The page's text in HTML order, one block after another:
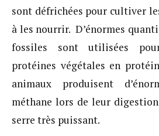
sont défrichées pour cultiver
à les nourrir. D’énormes
fossiles sont utilisées
protéines végétales en
animaux produisent
méthane lors de leur
serre très puissant.